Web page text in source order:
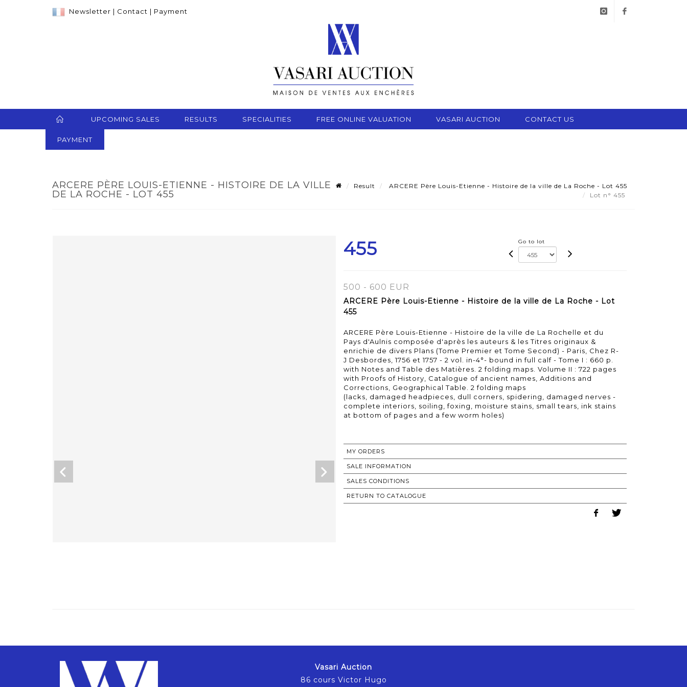
Newsletter | Contact | Payment
UPCOMING SALES RESULTS SPECIALITIES FREE ONLINE VALUATION VASARI AUCTION CONTACT US
PAYMENT
ARCERE PÈRE LOUIS-ETIENNE - HISTOIRE DE LA VILLE
DE LA ROCHE - LOT 455
Result
ARCERE Père Louis-Etienne - Histoire de la ville de La Roche - Lot 455
Lot n° 455
455 Go to lot
500 - 600 EUR
ARCERE Père Louis-Etienne - Histoire de la ville de La Roche - Lot
455
ARCERE Père Louis-Etienne - Histoire de la ville de La Rochelle et du
Pays d'Aulnis composée d'après les auteurs & les Titres originaux &
enrichie de divers Plans (Tome Premier et Tome Second) - Paris, Chez R-
J Desbordes, 1756 et 1757 - 2 vol. in-4°- bound in full calf - Tome I : 660 p.
with Notes and Table des Matières. 2 folding maps. Volume II : 722 pages
with Proofs of History, Catalogue of ancient names, Additions and
Corrections, Geographical Table. 2 folding maps
(lacks, damaged headpieces, dull corners, spidering, damaged nerves -
complete interiors, soiling, foxing, moisture stains, small tears, ink stains
at bottom of pages and a few worm holes)
MY ORDERS
SALE INFORMATION
SALES CONDITIONS
RETURN TO CATALOGUE
Vasari Auction
86 cours Victor Hugo